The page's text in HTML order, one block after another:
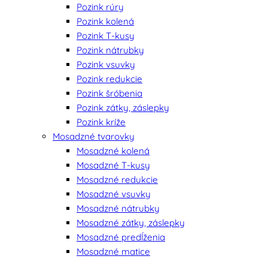
Pozink rúry
Pozink kolená
Pozink T-kusy
Pozink nátrubky
Pozink vsuvky
Pozink redukcie
Pozink šróbenia
Pozink zátky, záslepky
Pozink kríže
Mosadzné tvarovky
Mosadzné kolená
Mosadzné T-kusy
Mosadzné redukcie
Mosadzné vsuvky
Mosadzné nátrubky
Mosadzné zátky, záslepky
Mosadzné predĺženia
Mosadzné matice